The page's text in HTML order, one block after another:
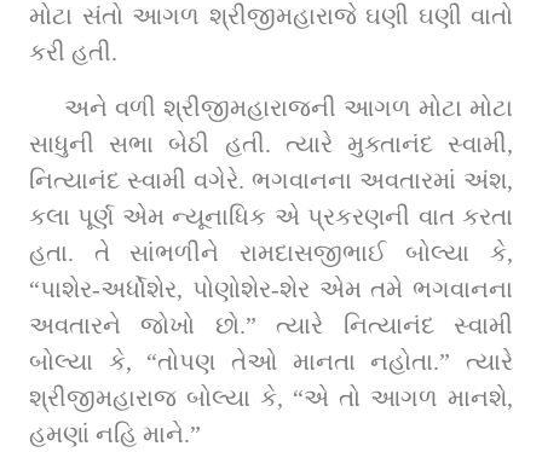
મોટા સંતો આગળ શ્રીજીમહારાજે ઘણી ઘણી વાતો
કરી હતી.
અને વળી શ્રીજીમહારાજની આગળ મોટા મોટા
સાધુની સભા બેઠી હતી. ત્‍યારે મુક્તાનંદ સ્વામી,
નિત્‍યાનંદ સ્‍વામી વગેરે. ભગવાનના અવતારમાં અંશ,
કલા પૂર્ણ એમ ન્‍યૂનાધિક એ પ્રકરણની વાત કરતા
હતા. તે સાંભળીને રામદાસજીભાઈ બોલ્‍યા કે,
“પાશેર-અર્ધોશેર, પોણોશેર-શેર એમ તમે ભગવાનના
અવતારને જોખો છો.” ત્‍યારે નિત્‍યાનંદ સ્‍વામી
બોલ્‍યા કે, “તોપણ તેઓ માનતા નહોતા.” ત્‍યારે
શ્રીજીમહારાજ બોલ્‍યા કે, “એ તો આગળ માનશે,
હમણાં નહિ માને.”